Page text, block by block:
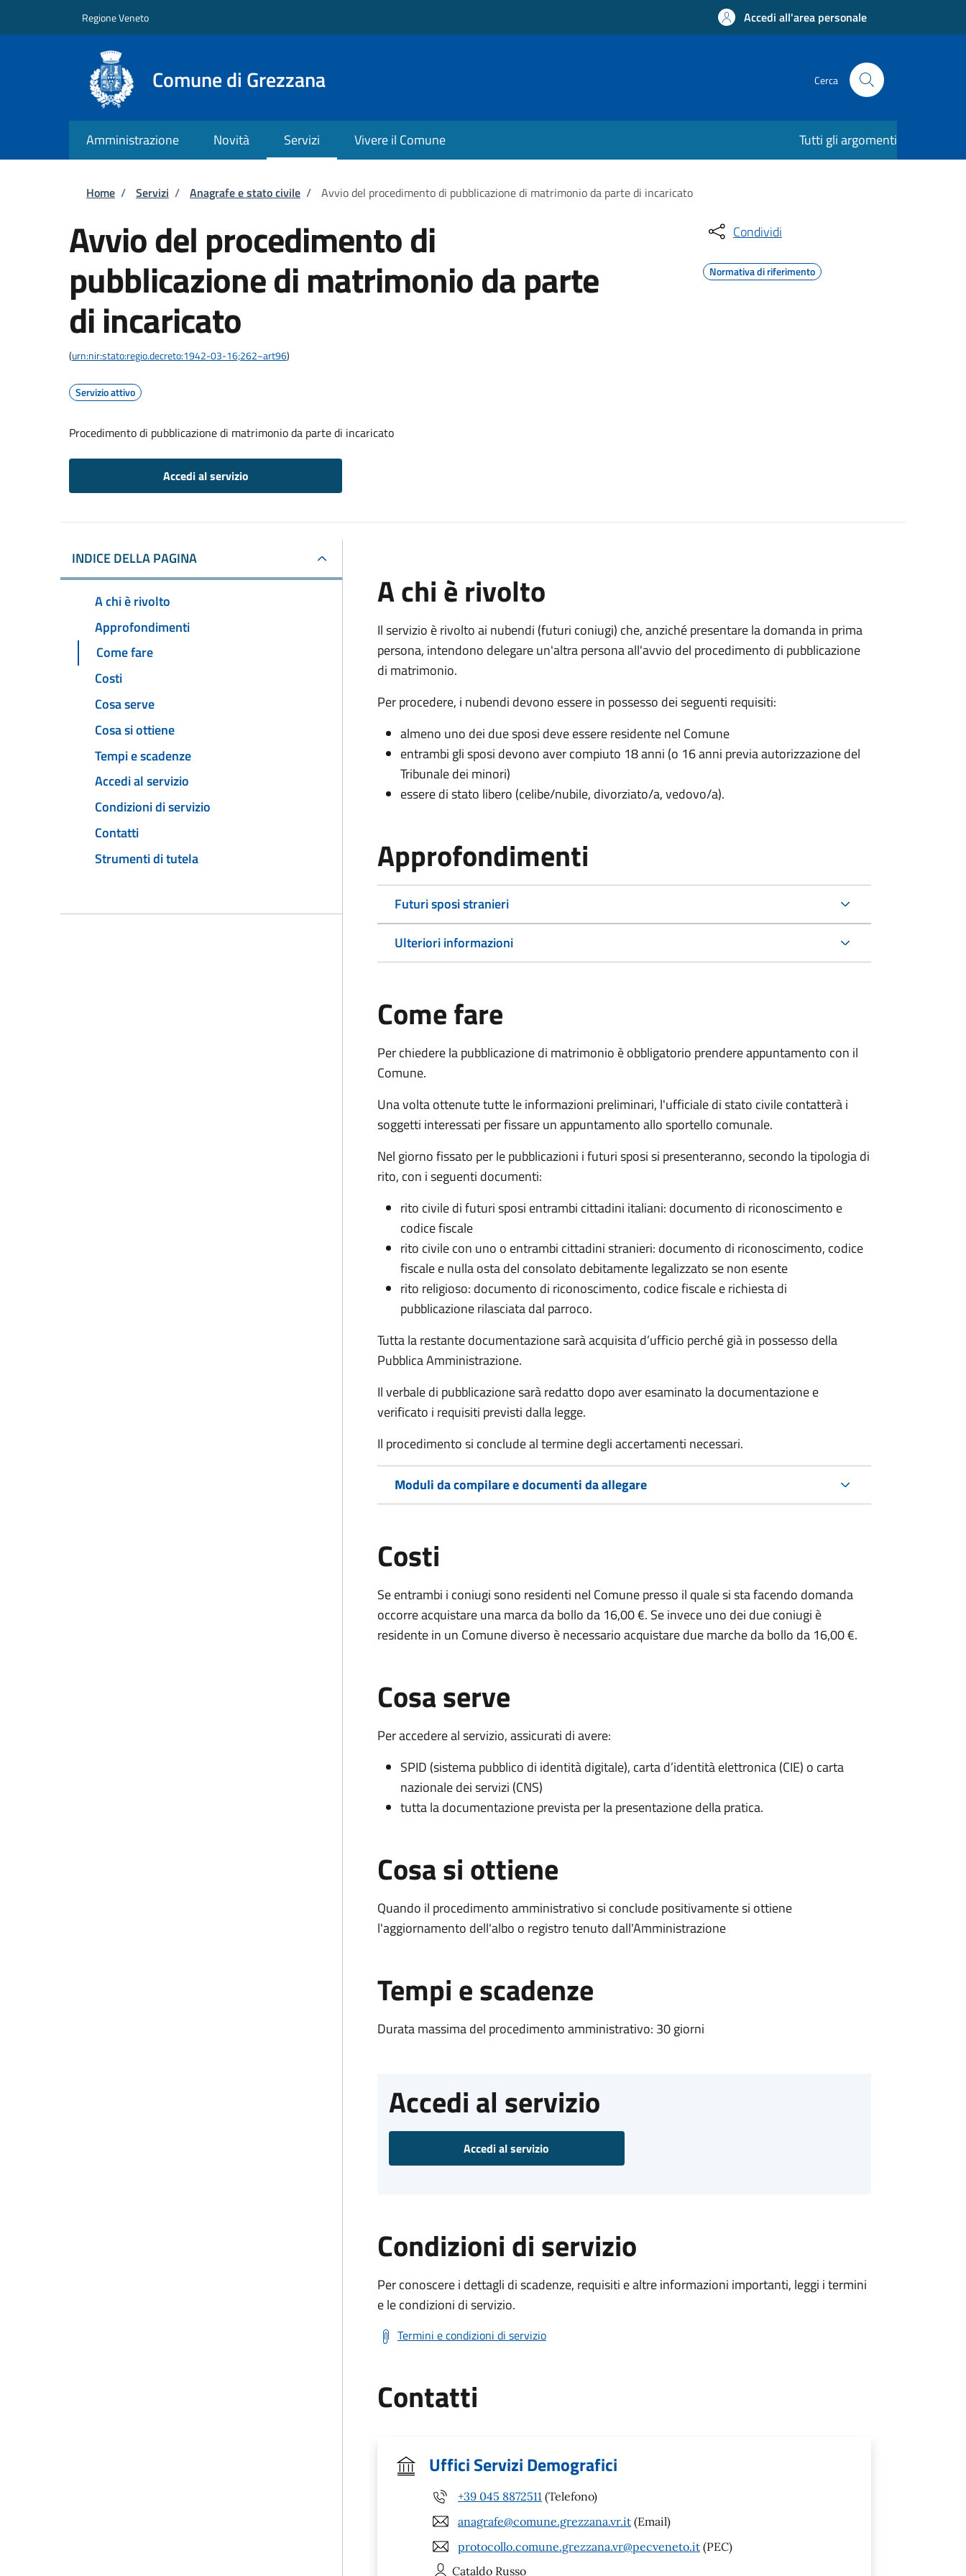
Regione Veneto Accedi all'area personale
Comune di Grezzana Cerca
Amministrazione Novità Servizi Vivere il Comune Tutti gli argomenti
Briciole di pane
Home / Servizi / Anagrafe e stato civile / Avvio del procedimento di pubblicazione di matrimonio da parte di incaricato
Avvio del procedimento di
pubblicazione di matrimonio da parte
di incaricato
(urn:nir:stato:regio.decreto:1942-03-16;262~art96)
Servizio attivo
Procedimento di pubblicazione di matrimonio da parte di incaricato
Accedi al servizio
Condividi
Normativa di riferimento
INDICE DELLA PAGINA
A chi è rivolto
Approfondimenti
Come fare
Costi
Cosa serve
Cosa si ottiene
Tempi e scadenze
Accedi al servizio
Condizioni di servizio
Contatti
Strumenti di tutela
A chi è rivolto
Il servizio è rivolto ai nubendi (futuri coniugi) che, anziché presentare la domanda in prima
persona, intendono delegare un'altra persona all'avvio del procedimento di pubblicazione
di matrimonio.
Per procedere, i nubendi devono essere in possesso dei seguenti requisiti:
almeno uno dei due sposi deve essere residente nel Comune
entrambi gli sposi devono aver compiuto 18 anni (o 16 anni previa autorizzazione del
Tribunale dei minori)
essere di stato libero (celibe/nubile, divorziato/a, vedovo/a).
Approfondimenti
Futuri sposi stranieri
Ulteriori informazioni
Come fare
Per chiedere la pubblicazione di matrimonio è obbligatorio prendere appuntamento con il
Comune.
Una volta ottenute tutte le informazioni preliminari, l'ufficiale di stato civile contatterà i
soggetti interessati per fissare un appuntamento allo sportello comunale.
Nel giorno fissato per le pubblicazioni i futuri sposi si presenteranno, secondo la tipologia di
rito, con i seguenti documenti:
rito civile di futuri sposi entrambi cittadini italiani: documento di riconoscimento e
codice fiscale
rito civile con uno o entrambi cittadini stranieri: documento di riconoscimento, codice
fiscale e nulla osta del consolato debitamente legalizzato se non esente
rito religioso: documento di riconoscimento, codice fiscale e richiesta di
pubblicazione rilasciata dal parroco.
Tutta la restante documentazione sarà acquisita d’ufficio perché già in possesso della
Pubblica Amministrazione.
Il verbale di pubblicazione sarà redatto dopo aver esaminato la documentazione e
verificato i requisiti previsti dalla legge.
Il procedimento si conclude al termine degli accertamenti necessari.
Moduli da compilare e documenti da allegare
Costi
Se entrambi i coniugi sono residenti nel Comune presso il quale si sta facendo domanda
occorre acquistare una marca da bollo da 16,00 €. Se invece uno dei due coniugi è
residente in un Comune diverso è necessario acquistare due marche da bollo da 16,00 €.
Cosa serve
Per accedere al servizio, assicurati di avere:
SPID (sistema pubblico di identità digitale), carta d’identità elettronica (CIE) o carta
nazionale dei servizi (CNS)
tutta la documentazione prevista per la presentazione della pratica.
Cosa si ottiene
Quando il procedimento amministrativo si conclude positivamente si ottiene
l'aggiornamento dell'albo o registro tenuto dall'Amministrazione
Tempi e scadenze
Durata massima del procedimento amministrativo: 30 giorni
Accedi al servizio
Accedi al servizio
Condizioni di servizio
Per conoscere i dettagli di scadenze, requisiti e altre informazioni importanti, leggi i termini
e le condizioni di servizio.
Termini e condizioni di servizio
Contatti
Uffici Servizi Demografici
+39 045 8872511 (Telefono)
anagrafe@comune.grezzana.vr.it (Email)
protocollo.comune.grezzana.vr@pecveneto.it (PEC)
Cataldo Russo